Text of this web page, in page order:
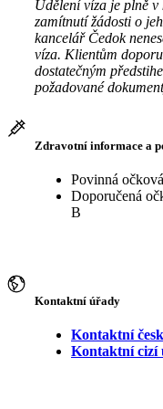
Udělení víza je plně
zamítnutí žádosti o
kancelář Čedok
víza. Klientům
dostatečným
požadované
Zdravotní informace a
Povinná
Doporučená
B
Kontaktní úřady
Kontaktní
Kontaktní cizí